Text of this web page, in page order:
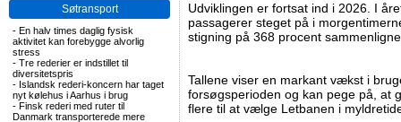
Søtransport
- En halv times daglig fysisk
aktivitet kan forebygge alvorlig
stress
- Tre rederier er indstillet til
diversitetspris
- Islandsk rederi-koncern har taget
nyt kølehus i Aarhus i brug
- Finsk rederi med ruter til
Danmark transporterede mere
Udviklingen er fortsat ind i 2026. I
passagerer steget på i
stigning på 368 procent
Tallene viser en markant vækst i
forsøgsperioden og kan pege på, at
flere til at vælge Letbanen i